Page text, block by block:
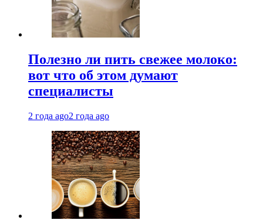
Полезно ли пить свежее молоко:
вот что об этом думают
специалисты
2 года ago2 года ago